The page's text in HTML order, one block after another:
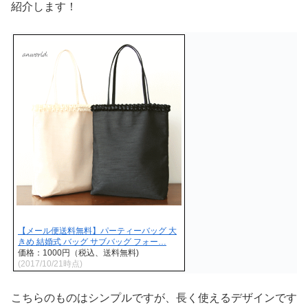
紹介します！
【メール便送料無料】パーティーバッグ 大
きめ 結婚式 バッグ サブバッグ フォー…
価格：1000円（税込、送料無料)
(2017/10/21時点)
こちらのものはシンプルですが、長く使えるデザインです